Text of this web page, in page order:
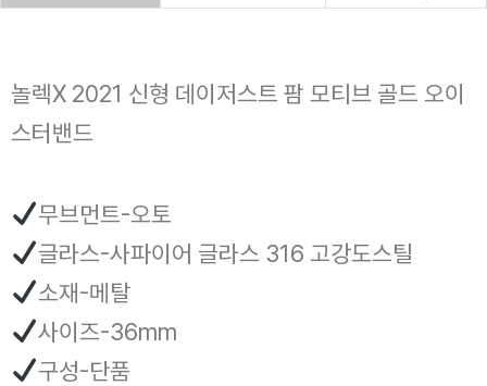
놀렉X 2021 신형 데이저스트 팜 모티브 골드 오이
스터밴드
무브먼트-오토
글라스-사파이어 글라스 316 고강도스틸
소재-메탈
사이즈-36mm
구성-단품